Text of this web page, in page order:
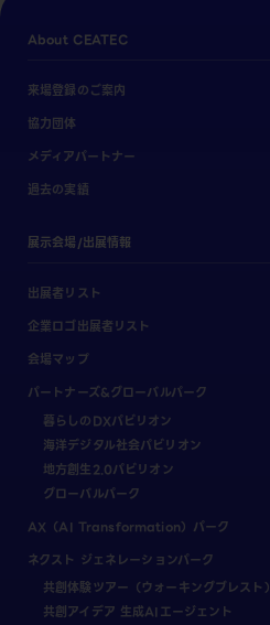
About CEATEC
来場登録のご案内
協力団体
メディアパートナー
過去の実績
展示会場/出展情報
出展者リスト
企業ロゴ出展者リスト
会場マップ
パートナーズ&グローバルパーク
暮らしのDXパビリオン
海洋デジタル社会パビリオン
地方創生2.0パビリオン
グローバルパーク
AX（AI Transformation）パーク
ネクスト ジェネレーションパーク
共創体験ツアー（ウォーキングブレスト）
共創アイデア 生成AIエージェント